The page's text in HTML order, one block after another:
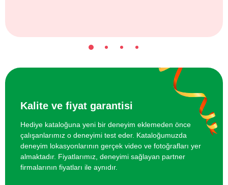
Kalite ve fiyat garantisi
Hediye kataloğuna yeni bir deneyim eklemeden önce
çalışanlarımız o deneyimi test eder. Kataloğumuzda
deneyim lokasyonlarının gerçek video ve fotoğrafları yer
almaktadır. Fiyatlarımız, deneyimi sağlayan partner
firmalarının fiyatları ile aynıdır.